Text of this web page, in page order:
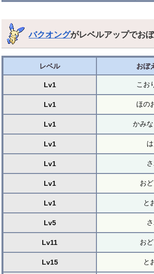
バクオングがレベルアップでお
レベル おぼ
Lv1 こお
Lv1 ほの
Lv1 かみ
Lv1
Lv1
Lv1 お
Lv1 と
Lv5
Lv11 お
Lv15 と